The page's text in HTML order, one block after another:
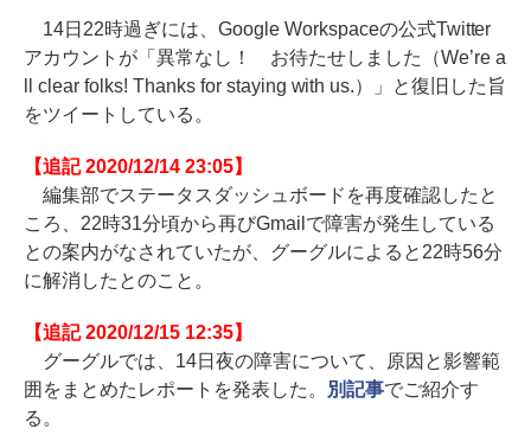
14日22時過ぎには、Google Workspaceの公式Twitter
アカウントが「異常なし！ お待たせしました（We’re a
ll clear folks! Thanks for staying with us.）」と復旧した旨
をツイートしている。
【追記 2020/12/14 23:05】
編集部でステータスダッシュボードを再度確認したと
ころ、22時31分頃から再びGmailで障害が発生している
との案内がなされていたが、グーグルによると22時56分
に解消したとのこと。
【追記 2020/12/15 12:35】
グーグルでは、14日夜の障害について、原因と影響範
囲をまとめたレポートを発表した。
別記事でご紹介す
る。